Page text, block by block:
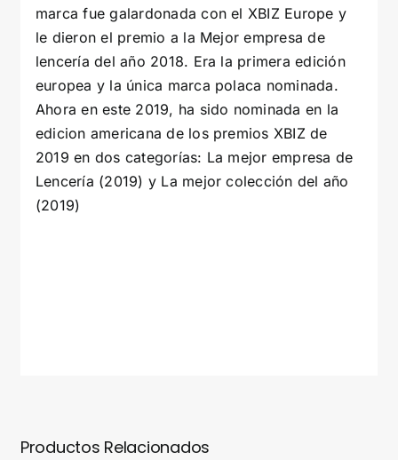
marca fue galardonada con el XBIZ Europe y
le dieron el premio a la Mejor empresa de
lencería del año 2018. Era la primera edición
europea y la única marca polaca nominada.
Ahora en este 2019, ha sido nominada en la
edicion americana de los premios XBIZ de
2019 en dos categorías: La mejor empresa de
Lencería (2019) y La mejor colección del año
(2019)
Productos Relacionados